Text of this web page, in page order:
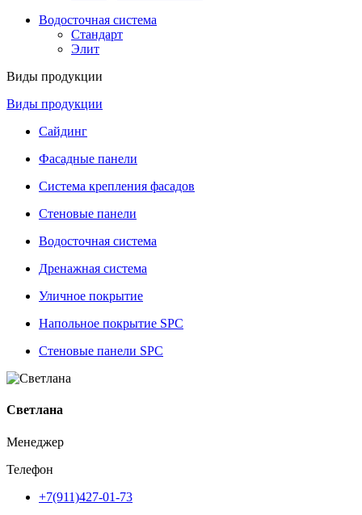
Водосточная система
Стандарт
Элит
Виды продукции
Виды продукции
Сайдинг
Фасадные панели
Система крепления фасадов
Стеновые панели
Водосточная система
Дренажная система
Уличное покрытие
Напольное покрытие SPC
Стеновые панели SPC
Светлана
Менеджер
Телефон
+7(911)427-01-73